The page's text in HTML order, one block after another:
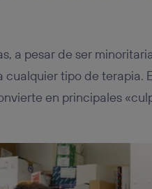
a pesar de ser
cualquier tipo de terapia.
en principales